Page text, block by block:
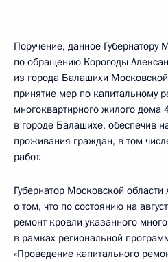
Поручение, данное Губернатору
по обращению Корогоды
из города Балашихи
принятие мер по капитальному
многоквартирного жилого дома
в городе Балашихе, обеспечив
проживания граждан, в том
работ.
Губернатор Московской
о том, что по состоянию на
ремонт кровли указанного
в рамках региональной
«Проведение капитального